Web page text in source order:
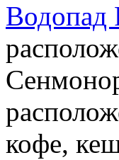
Водопад
кофе,